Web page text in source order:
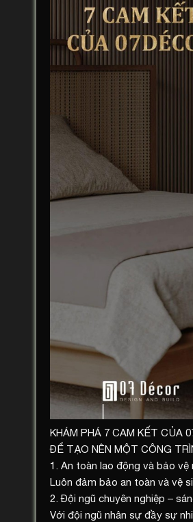
KHÁM PHÁ 7 CAM KẾT CỦA
ĐỂ TẠO NÊN MỘT CÔNG
1. An toàn lao động và bảo
Luôn đảm bảo an toàn và vệ
2. Đội ngũ chuyên nghiệp –
Với đội ngũ nhân sự đầy sự